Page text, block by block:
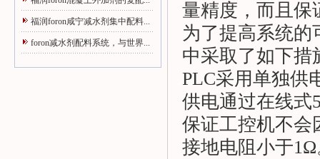
福润foron咸宁减水剂集中配料...
foron减水剂配料系统，与世界...
量精度，而且保
为了提高系统的
中采取了如下措
PLC采用单独供
供电通过在线式
保证工控机不会
接地电阻小于